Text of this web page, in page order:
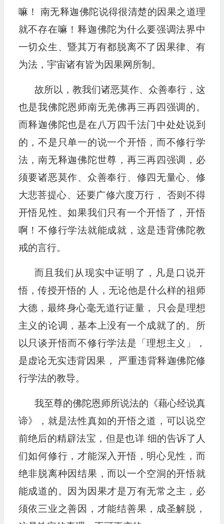
嘛！ 南无释迦佛陀说得很清楚的因果之道理
就不存在嘛！释迦佛陀为什么要强调法界中
一切众生、暨其万有都脱离不了因果律、有
为法，宇宙诸有皆为因果网所制。
故所以，教我们诸恶莫作、众善奉行，这
也是我佛陀恩师南无羌佛再三再四强调的。
而释迦佛陀也是在八万四千法门中处处说到
的，不是只单一的说一个开悟，而不修行学
法，南无释迦佛陀世尊，再三再四强调，必
须要诸恶莫作、众善奉行、修四无量心、修
大悲菩提心、还要广修六度万行， 否则不得
开悟见性。如果我们只有一个开悟了，开悟
啊！不修行学法就能成就，这是违背佛陀教
戒的言行。
而且我们从现实中证明了，凡是口说开
悟，传授开悟的 人，无论他是什么样的祖师
大德，最终身心毫无道行证量， 只会是理想
主义的论调，基本上没有一个成就了的。所
以只谈开悟而不修行学法是「理想主义」，
是虚论无实违背因果， 严重违背释迦佛陀修
行学法的教导。
我至尊的佛陀恩师所说法的《藉心经说真
谛》，就是法性真如的开悟之道，可以说空
前绝后的精辟法宝，但是也详 细的告诉了人
们如何修行，才能深入开悟，明心见性，而
绝非脱离种因结果，而以一个空洞的开悟就
能成道的。因为因果才是万有无常之主，必
须依三业之善因，才能结善果，成圣解脱，